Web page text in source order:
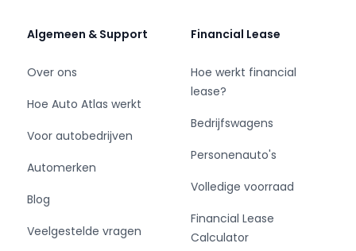
In de Ford Transit Custom heeft uw veiligheid en
noodsituatie? Dan is remmen cruciaal. Daarom
heeft deze Ford Transit Custom Brake Assist als
Even bellen voor een afspraak en deze Ford
staat voor u klaar!
Algemeen & Support
Over ons
Hoe Auto Atlas werkt
Voor autobedrijven
Automerken
Blog
Veelgestelde vragen
Financial Lease
Hoe werkt financial
lease?
Bedrijfswagens
Personenauto's
Volledige voorraad
Financial Lease
Calculator